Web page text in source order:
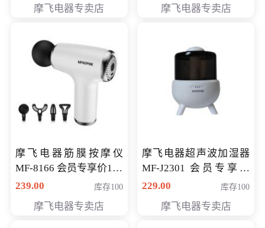
摩飞电器专卖店 摩飞电器专卖店
摩飞电器筋膜按摩仪
MF-8166 会员专享价168
元
239.00 库存100
摩飞电器专卖店
摩飞电器超声波加湿器
MF-J2301 会员专享价
168元
229.00 库存100
摩飞电器专卖店